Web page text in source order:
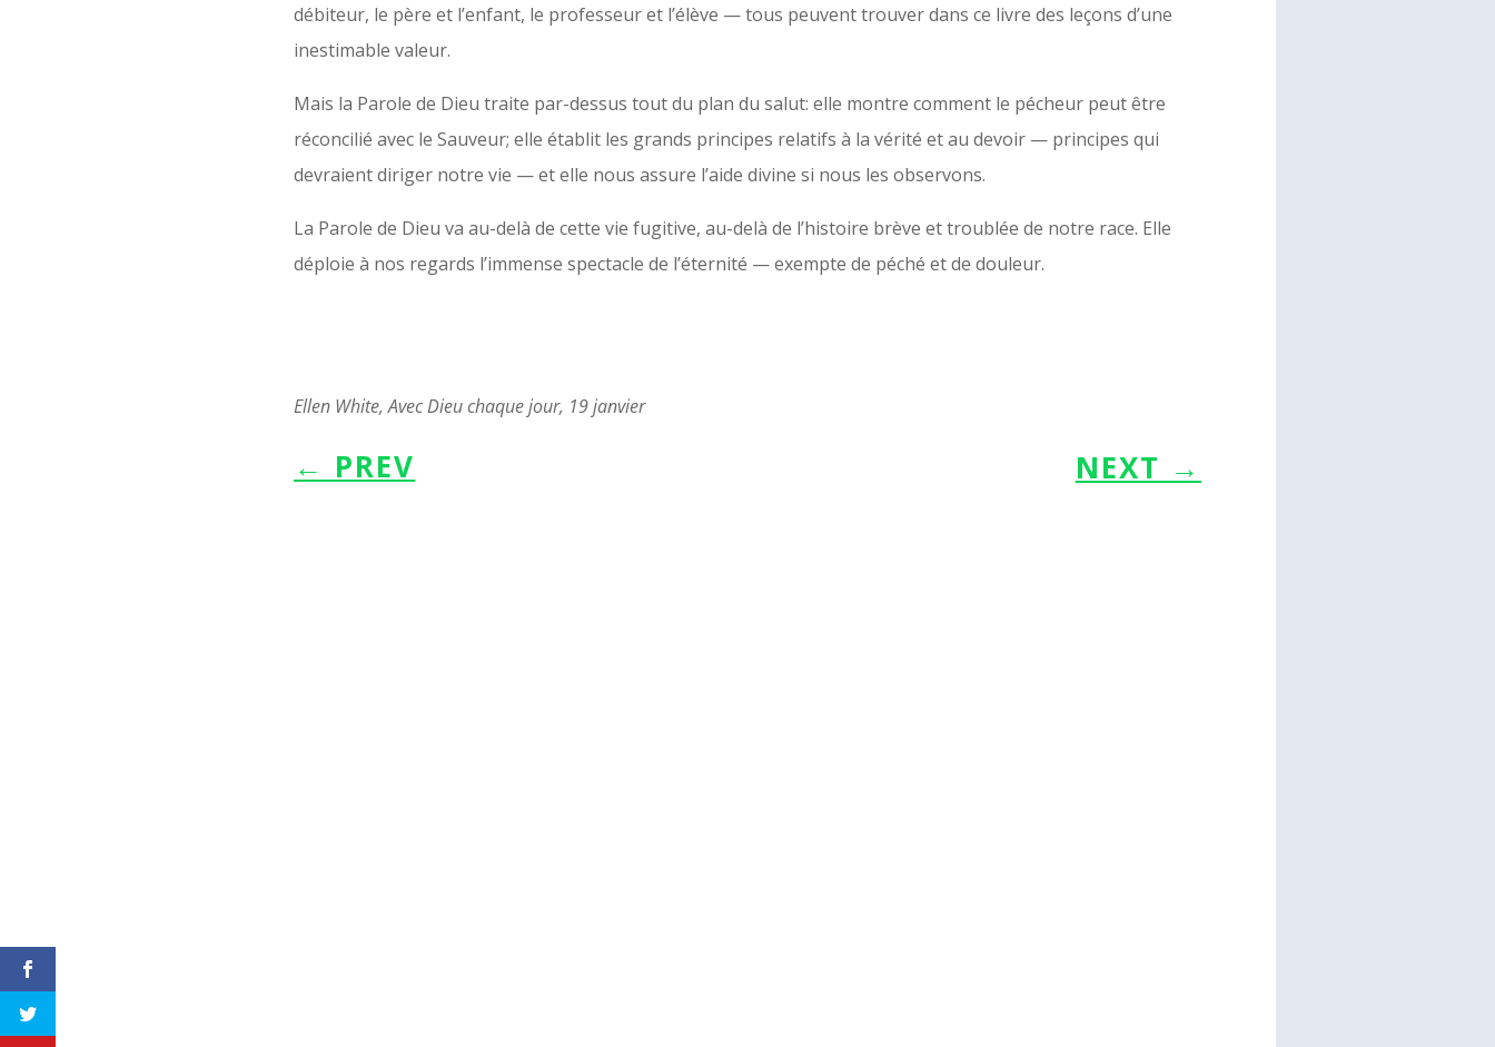
débiteur, le père et l’enfant, le professeur et l’élève — tous peuvent trouver dans ce livre des leçons d’une
inestimable valeur.
Mais la Parole de Dieu traite par-dessus tout du plan du salut: elle montre comment le pécheur peut être
réconcilié avec le Sauveur; elle établit les grands principes relatifs à la vérité et au devoir — principes qui
devraient diriger notre vie — et elle nous assure l’aide divine si nous les observons.
La Parole de Dieu va au-delà de cette vie fugitive, au-delà de l’histoire brève et troublée de notre race. Elle
déploie à nos regards l’immense spectacle de l’éternité — exempte de péché et de douleur.
Ellen White, Avec Dieu chaque jour, 19 janvier
← PREV NEXT →